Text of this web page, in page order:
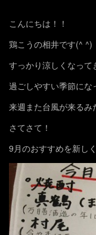
こんにちは！！
鶏こうの相井です(^ ^)
すっかり涼しくなって
過ごしやすい季節に
来週また台風が来るみ
さてさて！
9月のおすすめを新し